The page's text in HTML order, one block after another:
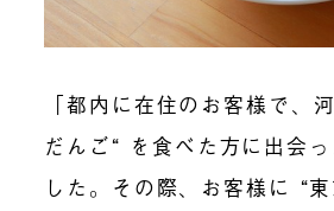
「都内に在住のお客様で、
だんご“ を食べた方に出会
した。その際、お客様に “